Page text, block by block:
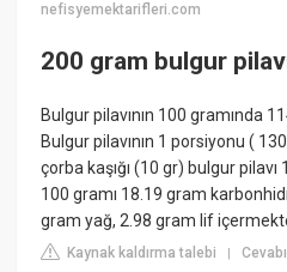
nefisyemektarifleri.com
200 gram bulgur
Bulgur pilavının 100 gramında
Bulgur pilavının 1 porsiyonu (
çorba kaşığı (10 gr) bulgur pilavı
100 gramı 18.19 gram
gram yağ, 2.98 gram lif
Kaynak kaldırma talebi |